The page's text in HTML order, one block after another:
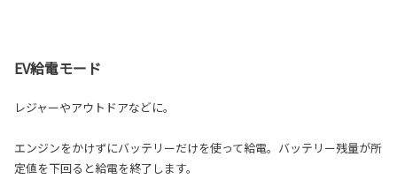
EV給電モード
レジャーやアウトドアなどに。
エンジンをかけずにバッテリーだけを使って給電。バッテリー残量が所
定値を下回ると給電を終了します。